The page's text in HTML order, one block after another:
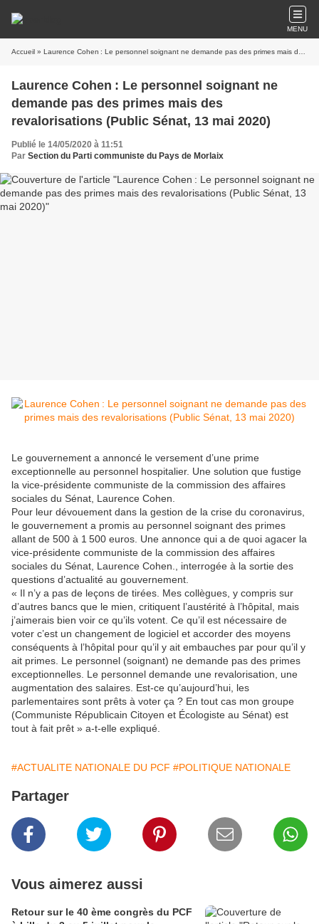
MENU
Accueil » Laurence Cohen : Le personnel soignant ne demande pas des primes mais des revalorisations (Public Sénat, 13 mai 2020)
Laurence Cohen : Le personnel soignant ne
demande pas des primes mais des
revalorisations (Public Sénat, 13 mai 2020)
Publié le 14/05/2020 à 11:51
Par Section du Parti communiste du Pays de Morlaix
Le gouvernement a annoncé le versement d’une prime
exceptionnelle au personnel hospitalier. Une solution que fustige
la vice-présidente communiste de la commission des affaires
sociales du Sénat, Laurence Cohen.
Pour leur dévouement dans la gestion de la crise du coronavirus,
le gouvernement a promis au personnel soignant des primes
allant de 500 à 1 500 euros. Une annonce qui a de quoi agacer la
vice-présidente communiste de la commission des affaires
sociales du Sénat, Laurence Cohen., interrogée à la sortie des
questions d’actualité au gouvernement.
« Il n’y a pas de leçons de tirées. Mes collègues, y compris sur
d’autres bancs que le mien, critiquent l’austérité à l’hôpital, mais
j’aimerais bien voir ce qu’ils votent. Ce qu’il est nécessaire de
voter c’est un changement de logiciel et accorder des moyens
conséquents à l’hôpital pour qu’il y ait embauches par pour qu’il y
ait primes. Le personnel (soignant) ne demande pas des primes
exceptionnelles. Le personnel demande une revalorisation, une
augmentation des salaires. Est-ce qu’aujourd’hui, les
parlementaires sont prêts à voter ça ? En tout cas mon groupe
(Communiste Républicain Citoyen et Écologiste au Sénat) est
tout à fait prêt » a-t-elle expliqué.
#ACTUALITE NATIONALE DU PCF #POLITIQUE NATIONALE
Partager
Vous aimerez aussi
Retour sur le 40 ème congrès du PCF